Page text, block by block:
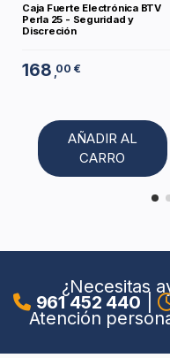
Caja Fuerte Electrónica BTV
Perla 25 - Seguridad y
Discreción
168 ,00 €
AÑADIR AL
CARRO
¿Necesitas
961 452 440
Atención